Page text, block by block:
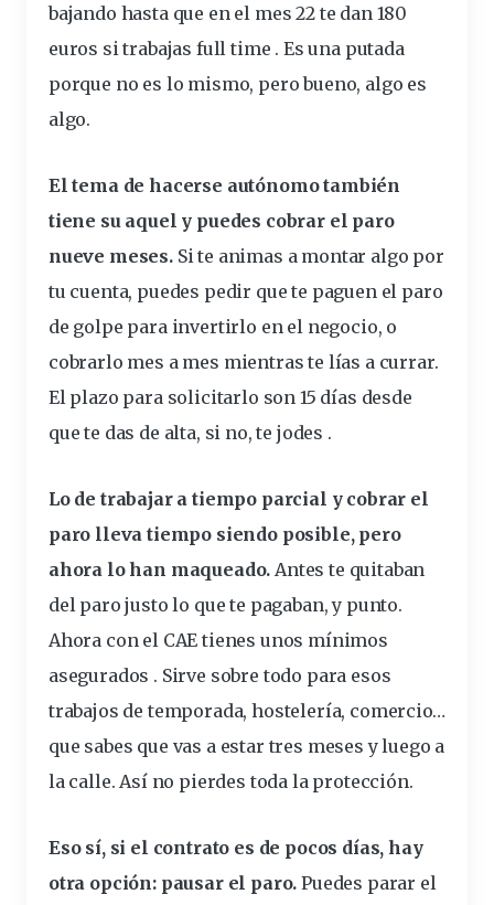
bajando hasta que en el mes 22 te dan 180
euros sitrabajas full time . Es una putada
porque no es lo mismo, pero bueno, algo es
algo.
El tema de hacerse autónomo también
tiene su aquel y puedes cobrarel paro
nueve meses.Si te animas a montar algo por
tu cuenta, puedes pedir que te paguen el paro
de golpe para invertirlo en el negocio, o
cobrarlo mes a mes mientras te lías a currar.
El plazo para solicitarlo son 15 días desde
que te das de alta, si no, te jodes .
Lo de trabajar a tiempo parcial y cobrar el
paro lleva tiempo siendo posible, pero
ahora lo han maqueado. Antes te quitaban
del paro justo lo que te pagaban, y punto.
Ahora con el CAE tienes unos mínimos
asegurados . Sirve sobre todo para esos
trabajos de temporada, hostelería, comercio…
que sabes que vas a estar tres meses y luego a
la calle. Así no pierdes toda la protección.
Eso sí, si el contrato es de pocos días, hay
otra opción: pausar el paro. Puedes parar el